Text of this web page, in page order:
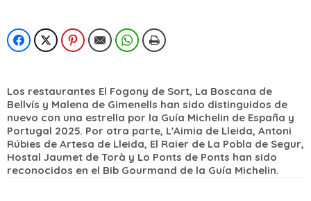
Los restaurantes El Fogony de Sort, La Boscana de
Bellvís y Malena de Gimenells han sido distinguidos de
nuevo con una estrella por la Guía Michelin de España y
Portugal 2025. Por otra parte, L'Aimia de Lleida, Antoni
Rúbies de Artesa de Lleida, El Raier de La Pobla de Segur,
Hostal Jaumet de Torà y Lo Ponts de Ponts han sido
reconocidos en el Bib Gourmand de la Guía Michelin.